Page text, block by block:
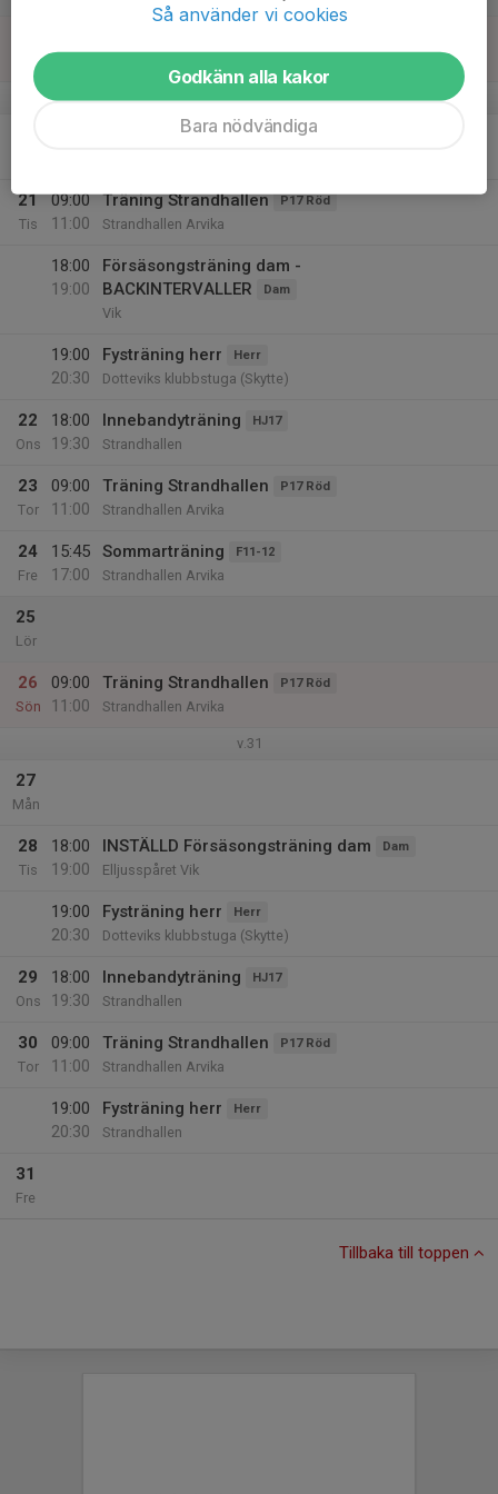
Sön
v.30
21
Tis
09:00
11:00
Träning Strandhallen P17 Röd
Strandhallen Arvika
18:00
19:00
Försäsongsträning dam -
BACKINTERVALLER
Dam
Vik
19:00
20:30
Fysträning herr Herr
Dotteviks klubbstuga (Skytte)
22
Ons
18:00
19:30
Innebandyträning HJ17
Strandhallen
23
Tor
09:00
11:00
Träning Strandhallen P17 Röd
Strandhallen Arvika
24
Fre
15:45
17:00
Sommarträning F11-12
Strandhallen Arvika
25
Lör
26
Sön
09:00
11:00
Träning Strandhallen P17 Röd
Strandhallen Arvika
v.31
27
Mån
28
Tis
18:00
19:00
INSTÄLLD Försäsongsträning dam Dam
Elljusspåret Vik
19:00
20:30
Fysträning herr Herr
Dotteviks klubbstuga (Skytte)
29
Ons
18:00
19:30
Innebandyträning HJ17
Strandhallen
30
Tor
09:00
11:00
Träning Strandhallen P17 Röd
Strandhallen Arvika
19:00
20:30
Fysträning herr Herr
Strandhallen
31
Fre
Tillbaka till toppen
Så använder vi cookies
Godkänn alla kakor
Bara nödvändiga